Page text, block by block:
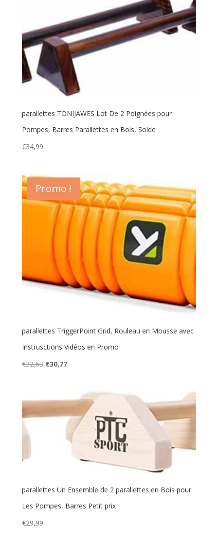
parallettes TONIJAWES Lot De 2 Poignées pour
Pompes, Barres Parallettes en Bois, Solde
€34,99
Promo !
parallettes TriggerPoint Grid, Rouleau en Mousse avec
Instrusctions Vidéos en Promo
€32,63 Le
€32,63.
€30,77Le
est :
€30,77.
parallettes Un Ensemble de 2 parallettes en Bois pour
Les Pompes, Barres Petit prix
€29,99